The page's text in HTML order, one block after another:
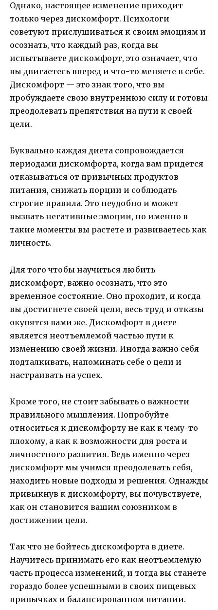
Однако, настоящее изменение приходит
только через дискомфорт. Психологи
советуют прислушиваться к своим эмоциям и
осознать, что каждый раз, когда вы
испытываете дискомфорт, это означает, что
вы двигаетесь вперед и что-то меняете в себе.
Дискомфорт — это знак того, что вы
пробуждаете свою внутреннюю силу и готовы
преодолевать препятствия на пути к своей
цели.
Буквально каждая диета сопровождается
периодами дискомфорта, когда вам придется
отказываться от привычных продуктов
питания, снижать порции и соблюдать
строгие правила. Это неудобно и может
вызвать негативные эмоции, но именно в
такие моменты вы растете и развиваетесь как
личность.
Для того чтобы научиться любить
дискомфорт, важно осознать, что это
временное состояние. Оно проходит, и когда
вы достигнете своей цели, весь труд и отказы
окупятся вами же. Дискомфорт в диете
является неотъемлемой частью пути к
изменению своей жизни. Иногда важно себя
подталкивать, напоминать себе о цели и
настраивать на успех.
Кроме того, не стоит забывать о важности
правильного мышления. Попробуйте
относиться к дискомфорту не как к чему-то
плохому, а как к возможности для роста и
личностного развития. Ведь именно через
дискомфорт мы учимся преодолевать себя,
находить новые подходы и решения. Однажды
привыкнув к дискомфорту, вы почувствуете,
как он становится вашим союзником в
достижении цели.
Так что не бойтесь дискомфорта в диете.
Научитесь принимать его как неотъемлемую
часть процесса изменений, и тогда вы станете
гораздо более успешными в своих пищевых
привычках и балансированном питании.